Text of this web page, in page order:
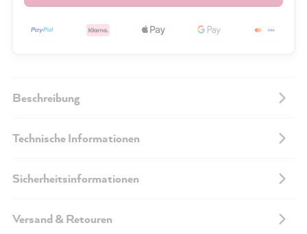
Beschreibung
Technische Informationen
Sicherheitsinformationen
Versand & Retouren